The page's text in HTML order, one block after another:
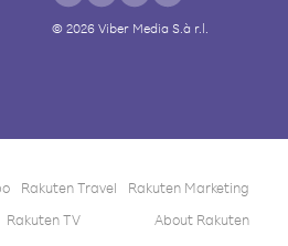
© 2026Viber Media S.à r.l.
Rakuten Travel
Rakuten Marketing
Rakuten TV About Rakuten